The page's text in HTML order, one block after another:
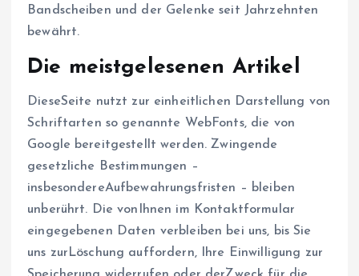
Bandscheiben und der Gelenke seit Jahrzehnten
bewährt.
Die meistgelesenen Artikel
DieseSeite nutzt zur einheitlichen Darstellung von
Schriftarten so genannte WebFonts, die von
Google bereitgestellt werden. Zwingende
gesetzliche Bestimmungen –
insbesondereAufbewahrungsfristen – bleiben
unberührt. Die vonIhnen im Kontaktformular
eingegebenen Daten verbleiben bei uns, bis Sie
uns zurLöschung auffordern, Ihre Einwilligung zur